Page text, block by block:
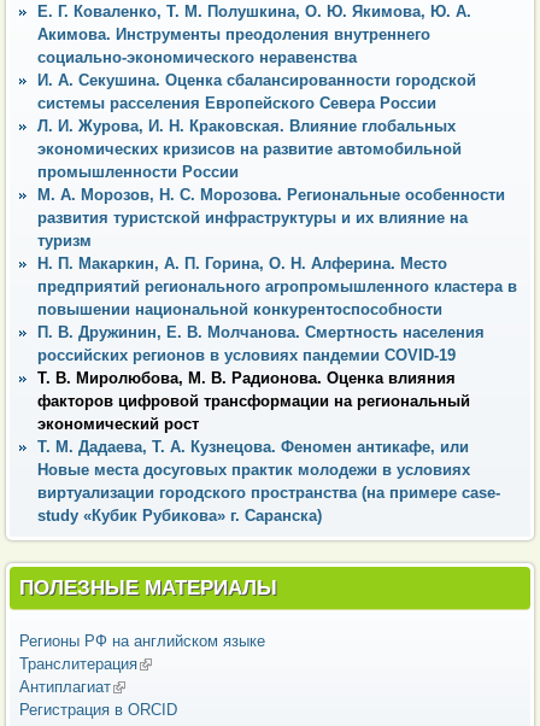
Е. Г. Коваленко, Т. М. Полушкина, О. Ю. Якимова, Ю. А.
Акимова. Инструменты преодоления внутреннего
социально-экономического неравенства
И. А. Секушина. Оценка сбалансированности городской
системы расселения Европейского Севера России
Л. И. Журова, И. Н. Краковская. Влияние глобальных
экономических кризисов на развитие автомобильной
промышленности России
М. А. Морозов, Н. С. Морозова. Региональные особенности
развития туристской инфраструктуры и их влияние на
туризм
Н. П. Макаркин, А. П. Горина, О. Н. Алферина. Место
предприятий регионального агропромышленного кластера в
повышении национальной конкурентоспособности
П. В. Дружинин, Е. В. Молчанова. Смертность населения
российских регионов в условиях пандемии COVID-19
Т. В. Миролюбова, М. В. Радионова. Оценка влияния
факторов цифровой трансформации на региональный
экономический рост
Т. М. Дадаева, Т. А. Кузнецова. Феномен антикафе, или
Новые места досуговых практик молодежи в условиях
виртуализации городского пространства (на примере case-
study «Кубик Рубикова» г. Саранска)
ПОЛЕЗНЫЕ МАТЕРИАЛЫ
Регионы РФ на английском языке
Транслитерация(внешняя ссылка)
Антиплагиат(внешняя ссылка)
Регистрация в ORCID